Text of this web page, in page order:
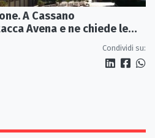
A Cassano
Avena e ne chiede le
Condividi su: